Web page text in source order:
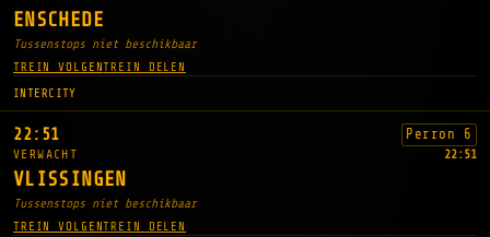
ENSCHEDE
Tussenstops niet beschikbaar
TREIN VOLGENTREIN DELEN
INTERCITY
22:51 Perron 6
VERWACHT 22:51
VLISSINGEN
Tussenstops niet beschikbaar
TREIN VOLGENTREIN DELEN